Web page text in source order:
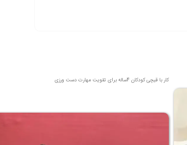
کار با قیچی کودکان 4ساله برای تقویت مهارت دست ورزی